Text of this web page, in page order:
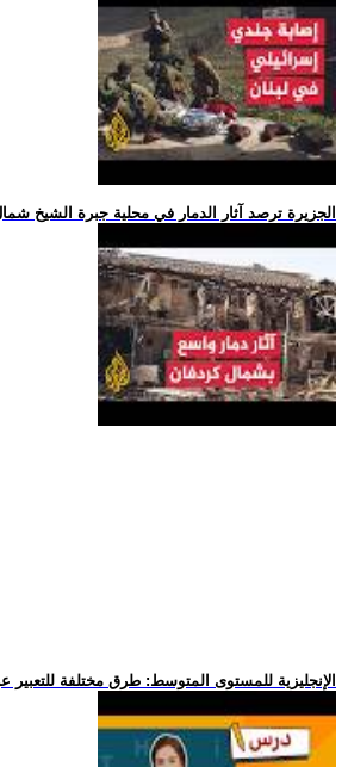
.. الجزيرة ترصد آثار الدمار في محلية جبرة الشيخ
.. الإنجليزية للمستوى المتوسط: طرق مختلفة للتعبير